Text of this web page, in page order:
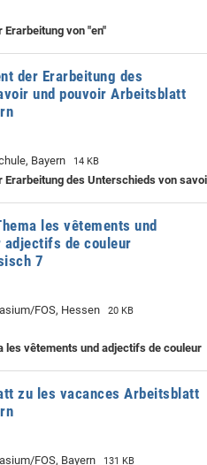
von "en"
der Erarbeitung des
und pouvoir Arbeitsblatt
Bayern 14 KB
Erarbeitung des Unterschieds von
les vêtements und
de couleur
7
FOS, Hessen 20 KB
les vêtements und adjectifs de couleur
zu les vacances Arbeitsblatt
FOS, Bayern 131 KB